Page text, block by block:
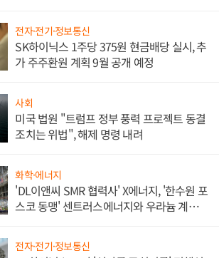
전자·전기·정보통신
SK하이닉스 1주당 375원 현금배당 실시, 추
가 주주환원 계획 9월 공개 예정
사회
미국 법원 "트럼프 정부 풍력 프로젝트 동결
조치는 위법", 해제 명령 내려
화학·에너지
'DL이앤씨 SMR 협력사' X에너지, '한수원 포
스코 동맹' 센트러스에너지와 우라늄 계약
전자·전기·정보통신